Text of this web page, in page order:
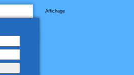
Affichage